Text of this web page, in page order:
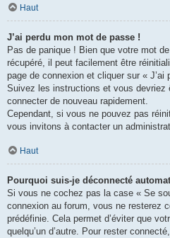
Haut
J’ai perdu mon mot de passe !
Pas de panique ! Bien que votre mot
récupéré, il peut facilement être
page de connexion et cliquer sur « J’ai
Suivez les instructions et vous devriez
connecter de nouveau rapidement.
Cependant, si vous ne pouvez pas
vous invitons à contacter un
Haut
Pourquoi suis-je déconnecté
Si vous ne cochez pas la case « Se
connexion au forum, vous ne resterez
prédéfinie. Cela permet d’éviter que
quelqu’un d’autre. Pour rester